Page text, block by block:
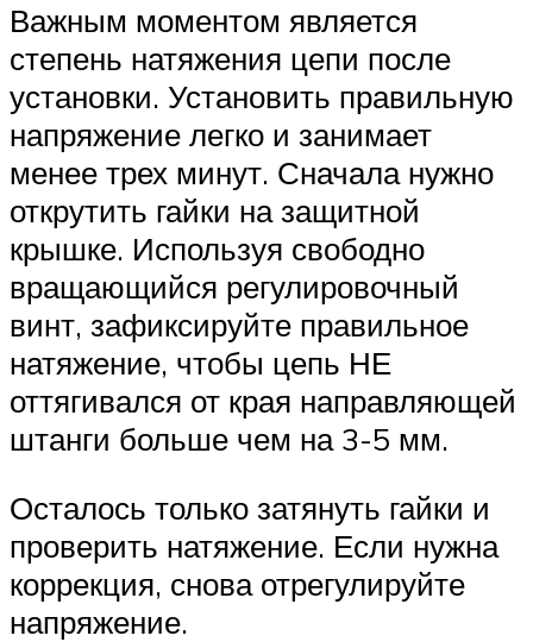
Важным моментом является
степень натяжения цепи после
установки. Установить правильную
напряжение легко и занимает
менее трех минут. Сначала нужно
открутить гайки на защитной
крышке. Используя свободно
вращающийся регулировочный
винт, зафиксируйте правильное
натяжение, чтобы цепь НЕ
оттягивался от края направляющей
штанги больше чем на 3-5 мм.
Осталось только затянуть гайки и
проверить натяжение. Если нужна
коррекция, снова отрегулируйте
напряжение.